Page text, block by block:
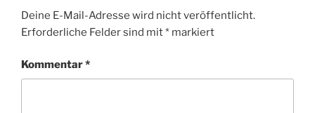
Deine E-Mail-Adresse wird nicht veröffentlicht.
Erforderliche Felder sind mit* markiert
Kommentar*